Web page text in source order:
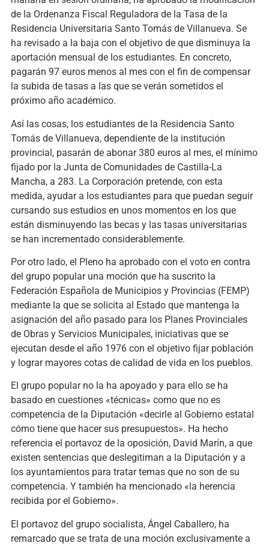
de la Ordenanza Fiscal Reguladora de la Tasa de la
Residencia Universitaria Santo Tomás de Villanueva. Se
ha revisado a la baja con el objetivo de que disminuya la
aportación mensual de los estudiantes. En concreto,
pagarán 97 euros menos al mes con el fin de compensar
la subida de tasas a las que se verán sometidos el
próximo año académico.
Así las cosas, los estudiantes de la Residencia Santo
Tomás de Villanueva, dependiente de la institución
provincial, pasarán de abonar 380 euros al mes, el mínimo
fijado por la Junta de Comunidades de Castilla-La
Mancha, a 283. La Corporación pretende, con esta
medida, ayudar a los estudiantes para que puedan seguir
cursando sus estudios en unos momentos en los que
están disminuyendo las becas y las tasas universitarias
se han incrementado considerablemente.
Por otro lado, el Pleno ha aprobado con el voto en contra
del grupo popular una moción que ha suscrito la
Federación Española de Municipios y Provincias (FEMP)
mediante la que se solicita al Estado que mantenga la
asignación del año pasado para los Planes Provinciales
de Obras y Servicios Municipales, iniciativas que se
ejecutan desde el año 1976 con el objetivo fijar población
y lograr mayores cotas de calidad de vida en los pueblos.
El grupo popular no la ha apoyado y para ello se ha
basado en cuestiones «técnicas» como que no es
competencia de la Diputación «decirle al Gobierno estatal
cómo tiene que hacer sus presupuestos». Ha hecho
referencia el portavoz de la oposición, David Marín, a que
existen sentencias que deslegitiman a la Diputación y a
los ayuntamientos para tratar temas que no son de su
competencia. Y también ha mencionado «la herencia
recibida por el Gobierno».
El portavoz del grupo socialista, Ángel Caballero, ha
remarcado que se trata de una moción exclusivamente a